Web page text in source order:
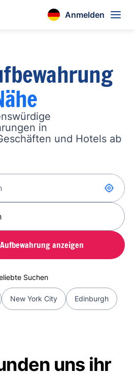
Anmelden
in
und Hotels ab
anzeigen
Suchen
New York City Edinburgh
uns ihr